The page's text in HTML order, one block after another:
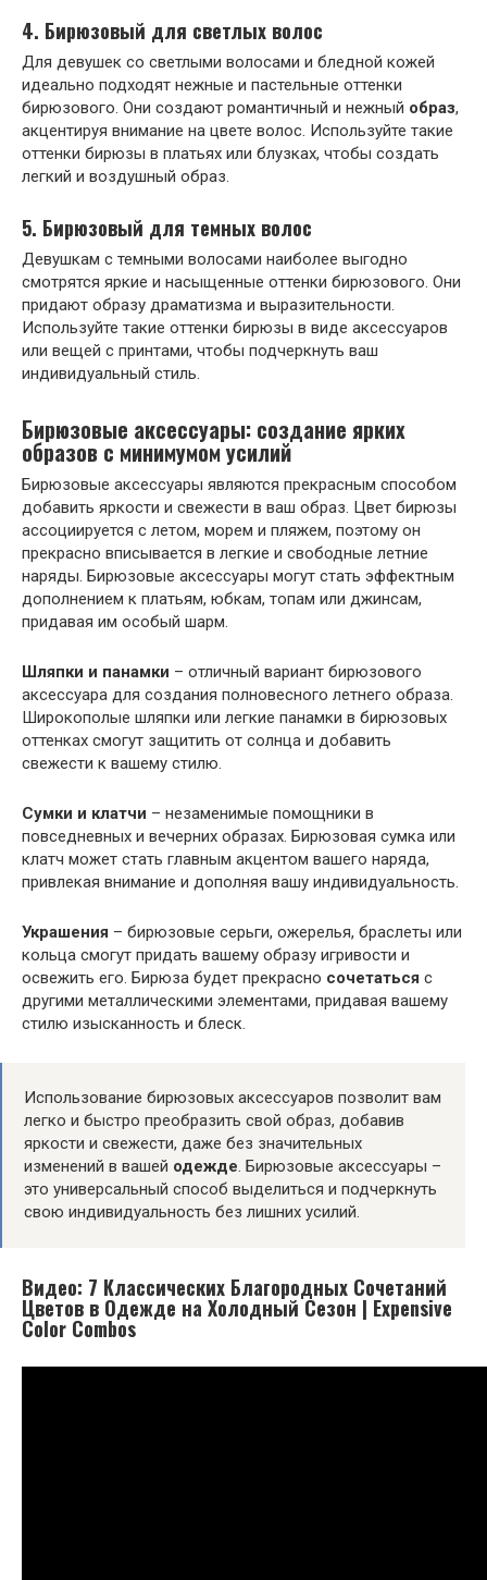
4. Бирюзовый для светлых волос
Для девушек со светлыми волосами и бледной кожей
идеально подходят нежные и пастельные оттенки
бирюзового. Они создают романтичный и нежный образ,
акцентируя внимание на цвете волос. Используйте такие
оттенки бирюзы в платьях или блузках, чтобы создать
легкий и воздушный образ.
5. Бирюзовый для темных волос
Девушкам с темными волосами наиболее выгодно
смотрятся яркие и насыщенные оттенки бирюзового. Они
придают образу драматизма и выразительности.
Используйте такие оттенки бирюзы в виде аксессуаров
или вещей с принтами, чтобы подчеркнуть ваш
индивидуальный стиль.
Бирюзовые аксессуары: создание ярких
образов с минимумом усилий
Бирюзовые аксессуары являются прекрасным способом
добавить яркости и свежести в ваш образ. Цвет бирюзы
ассоциируется с летом, морем и пляжем, поэтому он
прекрасно вписывается в легкие и свободные летние
наряды. Бирюзовые аксессуары могут стать эффектным
дополнением к платьям, юбкам, топам или джинсам,
придавая им особый шарм.
Шляпки и панамки – отличный вариант бирюзового
аксессуара для создания полновесного летнего образа.
Широкополые шляпки или легкие панамки в бирюзовых
оттенках смогут защитить от солнца и добавить
свежести к вашему стилю.
Сумки и клатчи – незаменимые помощники в
повседневных и вечерних образах. Бирюзовая сумка или
клатч может стать главным акцентом вашего наряда,
привлекая внимание и дополняя вашу индивидуальность.
Украшения – бирюзовые серьги, ожерелья, браслеты или
кольца смогут придать вашему образу игривости и
освежить его. Бирюза будет прекрасно сочетаться с
другими металлическими элементами, придавая вашему
стилю изысканность и блеск.
Использование бирюзовых аксессуаров позволит вам
легко и быстро преобразить свой образ, добавив
яркости и свежести, даже без значительных
изменений в вашей одежде. Бирюзовые аксессуары –
это универсальный способ выделиться и подчеркнуть
свою индивидуальность без лишних усилий.
Видео: 7 Классических Благородных Сочетаний
Цветов в Одежде на Холодный Сезон | Expensive
Color Combos